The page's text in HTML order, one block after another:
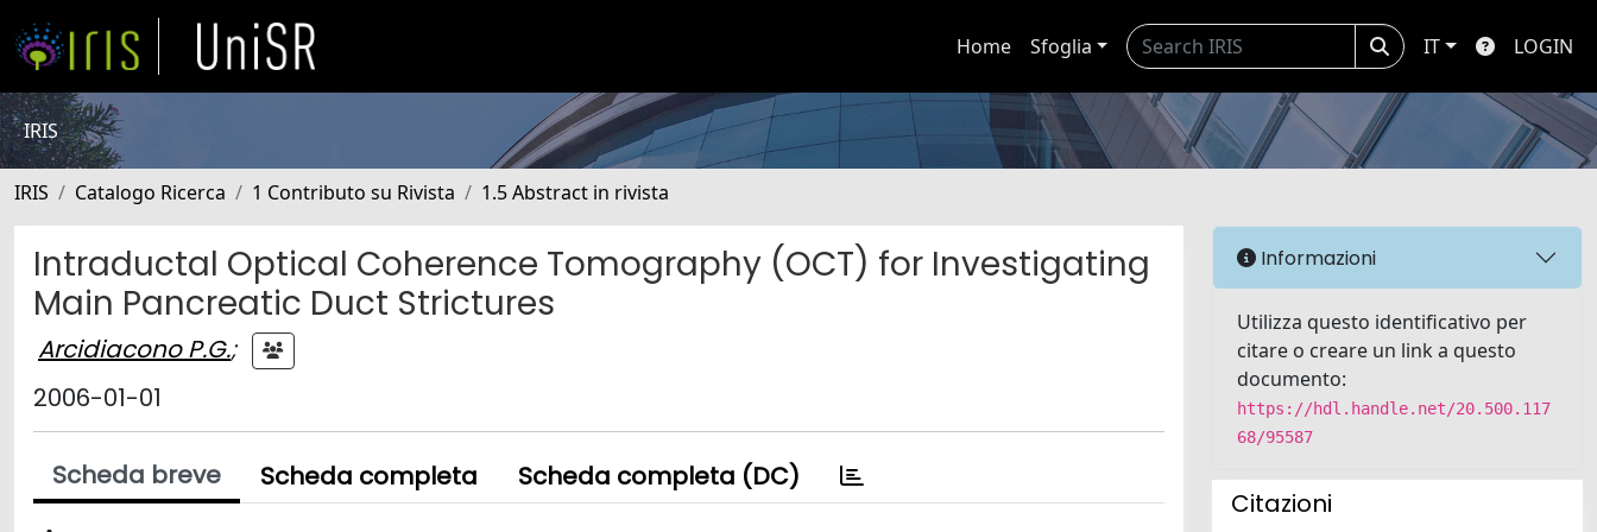
Home Sfoglia IT LOGIN
IRIS
IRIS Catalogo Ricerca 1 Contributo su Rivista 1.5 Abstract in rivista
Intraductal Optical Coherence Tomography (OCT) for Investigating
Main Pancreatic Duct Strictures
Arcidiacono P.G.;
2006-01-01
Scheda breve Scheda completa Scheda completa (DC)
Informazioni
Utilizza questo identificativo per
citare o creare un link a questo
documento:
https://hdl.handle.net/20.500.117
68/95587
Citazioni